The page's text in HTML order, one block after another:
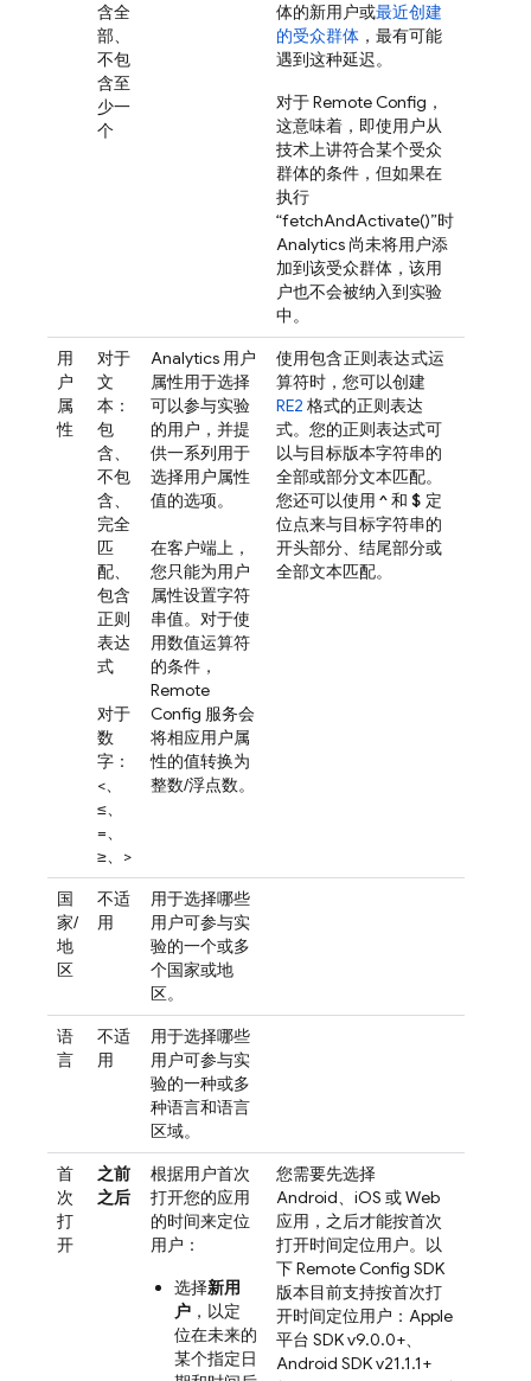
含全
部、
不包
含至
少一
个
体的新用户或最近创建
的受众群体 ，最有可能
遇到这种延迟。
对于Remote Config ，
这意味着，即使用户从
技术上讲符合某个受众
群体的条件，但如果在
执行
“fetchAndActivate()”时
Analytics 尚未将用户添
加到该受众群体，该用
户也不会被纳入到实验
中。
用
户
属
性
对于
文
本：
包
含、
不包
含、
完全
匹
配、
包含
正则
表达
式
对于
数
字：
<、
≤、
=、
≥、>
Analytics 用户
属性用于选择
可以参与实验
的用户，并提
供一系列用于
选择用户属性
值的选项。
在客户端上，
您只能为用户
属性设置字符
串值。对于使
用数值运算符
的条件，
Remote
Config 服务会
将相应用户属
性的值转换为
整数/浮点数。
使用包含正则表达式运
算符时，您可以创建
RE2 格式的正则表达
式。您的正则表达式可
以与目标版本字符串的
全部或部分文本匹配。
您还可以使用 ^和$ 定
位点来与目标字符串的
开头部分、结尾部分或
全部文本匹配。
国
家/
地
区
不适
用
用于选择哪些
用户可参与实
验的一个或多
个国家或地
区。
语
言
不适
用
用于选择哪些
用户可参与实
验的一种或多
种语言和语言
区域。
首
次
打
开
之前
之后
根据用户首次
打开您的应用
的时间来定位
用户：
选择新用
户 ，以定
位在未来的
某个指定日
您需要先选择
Android、iOS 或 Web
应用，之后才能按首次
打开时间定位用户。以
下Remote Config SDK
版本目前支持按首次打
开时间定位用户：Apple
平台 SDK v9.0.0+、
Android SDK v21.1.1+